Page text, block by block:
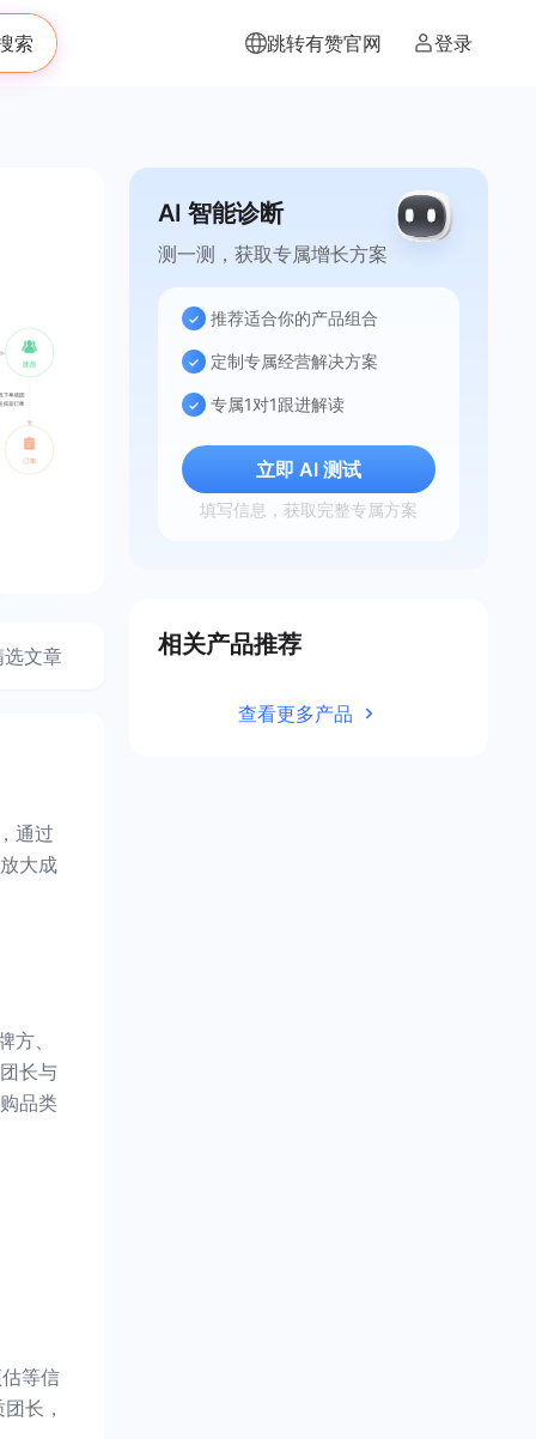
索 跳转有赞官网 登录
选文章
通过
大成
、
长与
品类
等信
长，
AI 智能诊断
测一测，获取专属增长方案
推荐适合你的产品组合
定制专属经营解决方案
专属1对1跟进解读
立即 AI 测试
填写信息，获取完整专属方案
相关产品推荐
查看更多产品